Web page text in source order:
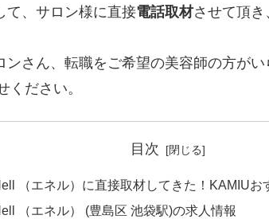
て、サロン様に直接電話取材させて頂
ンさん、転職をご希望の美容師の方が
ください。
目次
（エネル）に直接取材してきた！KAMIUお
（エネル） (豊島区 池袋駅)の求人情報